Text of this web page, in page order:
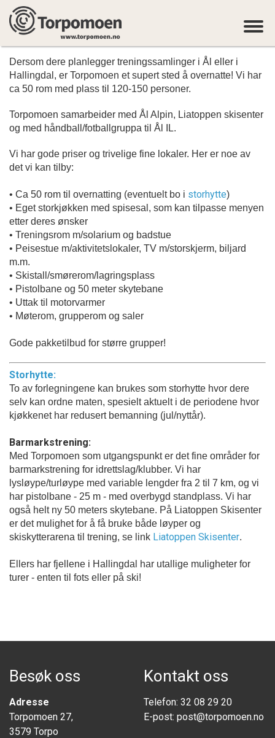
Skip to Content
Dersom dere planlegger treningssamlinger i Ål eller i
Hallingdal, er Torpomoen et supert sted å overnatte! Vi har
ca 50 rom med plass til 120-150 personer.
Torpomoen samarbeider med Ål Alpin, Liatoppen skisenter
og med håndball/fotballgruppa til Ål IL.
Vi har gode priser og trivelige fine lokaler. Her er noe av
det vi kan tilby:
• Ca 50 rom til overnatting (eventuelt bo i storhytte)
• Eget storkjøkken med spisesal, som kan tilpasse menyen
etter deres ønsker
• Treningsrom m/solarium og badstue
• Peisestue m/aktivitetslokaler, TV m/storskjerm, biljard
m.m.
• Skistall/smørerom/lagringsplass
• Pistolbane og 50 meter skytebane
• Uttak til motorvarmer
• Møterom, grupperom og saler
Gode pakketilbud for større grupper!
Storhytte:
To av forlegningene kan brukes som storhytte hvor dere
selv kan ordne maten, spesielt aktuelt i de periodene hvor
kjøkkenet har redusert bemanning (jul/nyttår).
Barmarkstrening:
Med Torpomoen som utgangspunkt er det fine områder for
barmarkstrening for idrettslag/klubber. Vi har
lysløype/turløype med variable lengder fra 2 til 7 km, og vi
har pistolbane - 25 m - med overbygd standplass. Vi har
også helt ny 50 meters skytebane. På Liatoppen Skisenter
er det mulighet for å få bruke både løyper og
skiskytterarena til trening, se link Liatoppen Skisenter.
Ellers har fjellene i Hallingdal har utallige muligheter for
turer - enten til fots eller på ski!
Besøk oss
Adresse
Torpomoen 27,
3579 Torpo
Kontakt oss
Telefon: 32 08 29 20
E-post: post@torpomoen.no